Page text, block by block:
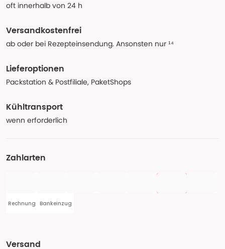
oft innerhalb von 24 h
Versandkostenfrei
ab oder bei Rezepteinsendung. Ansonsten nur ¹⁴
Lieferoptionen
Packstation & Postfiliale, PaketShops
Kühltransport
wenn erforderlich
Zahlarten
Rechnung Bankeinzug
Versand